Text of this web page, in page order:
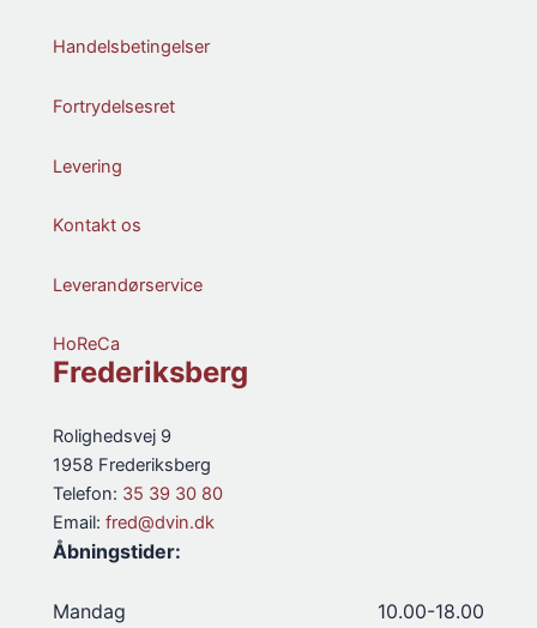
Handelsbetingelser
Fortrydelsesret
Levering
Kontakt os
Leverandørservice
HoReCa
Frederiksberg
Rolighedsvej 9
1958 Frederiksberg
Telefon: 35 39 30 80
Email: fred@dvin.dk
Åbningstider:
Mandag
10.00-18.00